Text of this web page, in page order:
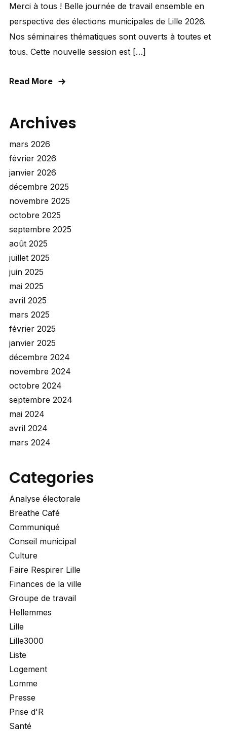
Merci à tous ! Belle journée de travail ensemble en
perspective des élections municipales de Lille 2026.
Nos séminaires thématiques sont ouverts à toutes et
tous. Cette nouvelle session est […]
Read More
Archives
mars 2026
février 2026
janvier 2026
décembre 2025
novembre 2025
octobre 2025
septembre 2025
août 2025
juillet 2025
juin 2025
mai 2025
avril 2025
mars 2025
février 2025
janvier 2025
décembre 2024
novembre 2024
octobre 2024
septembre 2024
mai 2024
avril 2024
mars 2024
Categories
Analyse électorale
Breathe Café
Communiqué
Conseil municipal
Culture
Faire Respirer Lille
Finances de la ville
Groupe de travail
Hellemmes
Lille
Lille3000
Liste
Logement
Lomme
Presse
Prise d'R
Santé